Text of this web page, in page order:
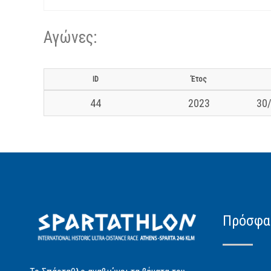
Αγώνες:
ID Έτος
44 2023